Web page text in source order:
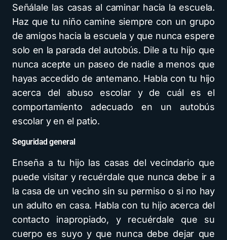
Señálale las casas al caminar hacia la escuela.
Haz que tu niño camine siempre con un grupo
de amigos hacia la escuela y que nunca espere
solo en la parada del autobús. Dile a tu hijo que
nunca acepte un paseo de nadie a menos que
hayas accedido de antemano. Habla con tu hijo
acerca del abuso escolar y de cuál es el
comportamiento adecuado en un autobús
escolar y en el patio.
Seguridad general
Enseña a tu hijo las casas del vecindario que
puede visitar y recuérdale que nunca debe ir a
la casa de un vecino sin su permiso o si no hay
un adulto en casa. Habla con tu hijo acerca del
contacto inapropiado, y recuérdale que su
cuerpo es suyo y que nunca debe dejar que